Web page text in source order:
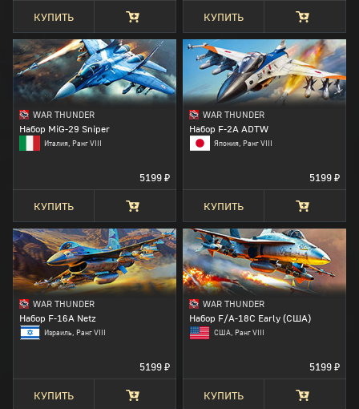
КУПИТЬ КУПИТЬ
WAR THUNDER
Набор MiG-29 Sniper
Италия, Ранг VIII
5199 ₽
КУПИТЬ
WAR THUNDER
Набор F-2A ADTW
Япония, Ранг VIII
5199 ₽
КУПИТЬ
WAR THUNDER
Набор F-16A Netz
Израиль, Ранг VIII
5199 ₽
КУПИТЬ
WAR THUNDER
Набор F/A-18С Early (США)
США, Ранг VIII
5199 ₽
КУПИТЬ